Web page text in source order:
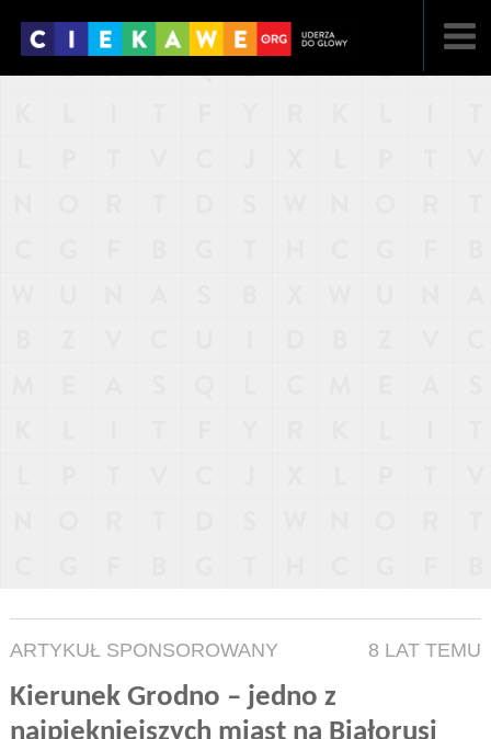
ARTYKUŁ SPONSOROWANY 8 LAT TEMU
Kierunek Grodno – jedno z
najpiękniejszych miast na Białorusi